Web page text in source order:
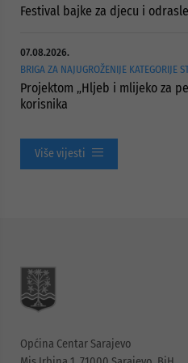
Festival bajke za djecu i odrasle
07.08.2026.
BRIGA ZA NAJUGROŽENIJE KATEGORIJE
Projektom „Hljeb i mlijeko za
korisnika
Više vijesti
Općina Centar Sarajevo